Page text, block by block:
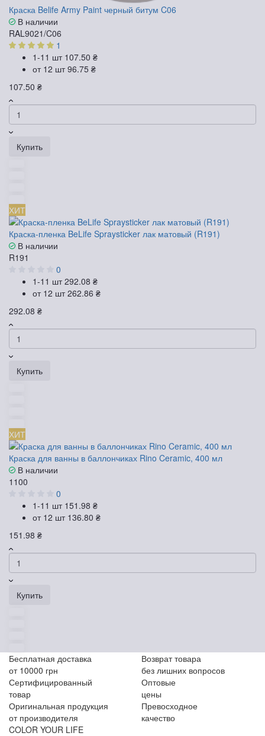
Краска Belife Army Paint черный битум C06
В наличии
RAL9021/C06
1
1-11 шт 107.50 ₴
от 12 шт96.75 ₴
107.50 ₴
Купить
ХИТ
Краска-пленка BeLife Spraysticker лак матовый (R191)
В наличии
R191
0
1-11 шт292.08 ₴
от 12 шт262.86 ₴
292.08 ₴
Купить
ХИТ
Краска для ванны в баллончиках Rino Ceramic, 400 мл
В наличии
1100
0
1-11 шт 151.98 ₴
от 12 шт 136.80 ₴
151.98 ₴
Купить
Бесплатная доставка
от 10000 грн
Возврат товара
без лишних вопросов
Сертифицированный
товар
Оптовые
цены
Оригинальная продукция
от производителя
Превосходное
качество
COLOR YOUR LIFE